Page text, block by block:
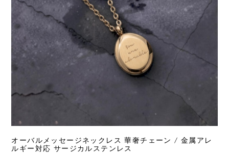
オーバルメッセージネックレス 華奢チェーン / 金属アレ
ルギー対応 サージカルステンレス